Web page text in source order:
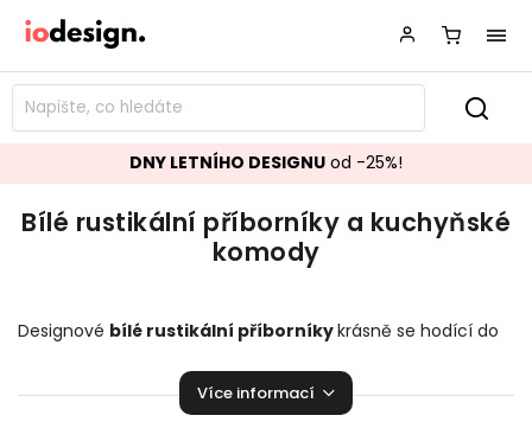
DNY LETNÍHO DESIGNU od -25%!
Bílé rustikální příborníky a kuchyňské
komody
Designové bílé rustikální příborníkykrásně se hodící do
které zaručeně pozvednou úroveň vaší
Více informací